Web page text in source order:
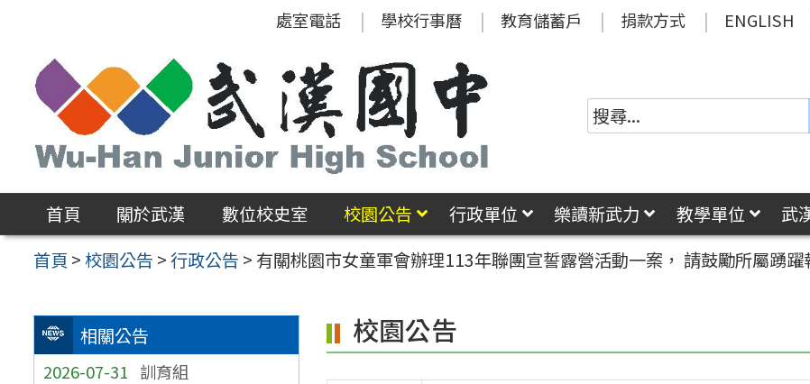
區
處室電話 學校行事曆 教育儲蓄戶 捐款方式 ENGLISH
首頁 關於武漢 數位校史室 校園公告 行政單位 樂讀新武力 教學單位 武
首頁 >校園公告 >行政公告 > 有關桃園市女童軍會辦理113年聯團宣誓露營活動一案， 請鼓勵所屬踴躍
相關公告
2026-07-31 訓育組
校園公告